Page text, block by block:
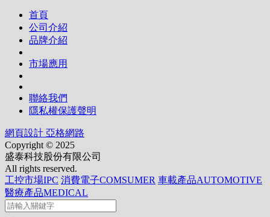
首頁
公司介紹
品牌介紹
市場應用
聯絡我們
隱私權保護聲明
網頁設計 亞格網路
Copyright © 2025
盛泰科技股份有限公司
All rights reserved.
工控市場IPC 消費電子COMSUMER 車載產品AUTOMOTIVE
醫療產品MEDICAL